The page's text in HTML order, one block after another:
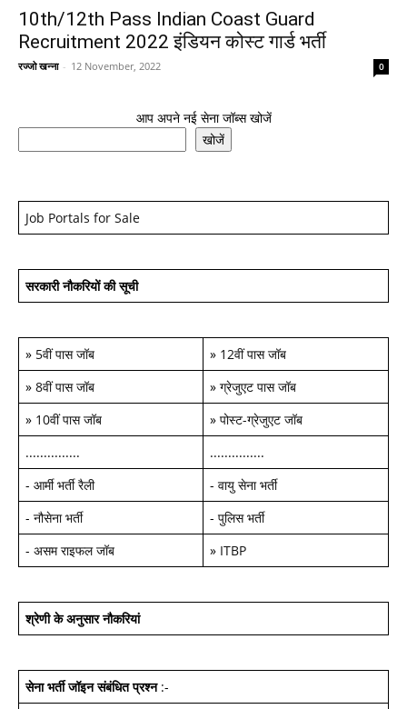
10th/12th Pass Indian Coast Guard
Recruitment 2022 इंडियन कोस्ट गार्ड भर्ती
रज्जो खन्ना - 12 November, 2022 0
आप अपने नई सेना जॉब्स खोजें
खोजें
Job Portals for Sale
सरकारी नौकरियों की सूची
» 5वीं पास जॉब » 12वीं पास जॉब
» 8वीं पास जॉब » ग्रेजुएट पास जॉब
» 10वीं पास जॉब » पोस्ट-ग्रेजुएट जॉब
...............
...............
- आर्मी भर्ती रैली - वायु सेना भर्ती
- नौसेना भर्ती - पुलिस भर्ती
- असम राइफल जॉब » ITBP
श्रेणी के अनुसार नौकरियां
सेना भर्ती जॉइन संबंधित प्रश्न:-